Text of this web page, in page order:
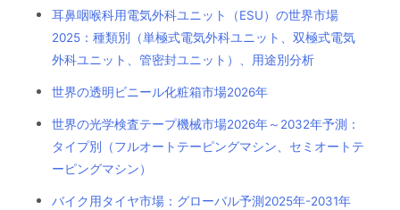
耳鼻咽喉科用電気外科ユニット（ESU）の世界市場
2025：種類別（単極式電気外科ユニット、双極式電気
外科ユニット、管密封ユニット）、用途別分析
世界の透明ビニール化粧箱市場2026年
世界の光学検査テープ機械市場2026年～2032年予測：
タイプ別（フルオートテーピングマシン、セミオートテ
ーピングマシン）
バイク用タイヤ市場：グローバル予測2025年-2031年